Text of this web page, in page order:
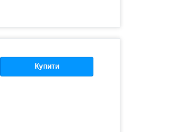
Купити